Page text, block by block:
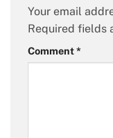
Your email
Required fields
Comment*